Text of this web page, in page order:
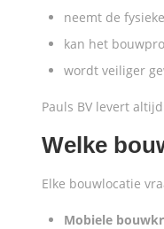
neemt de
kan het
wordt veiliger
Pauls BV levert
Welke
Elke bouwlocatie
Mobiele